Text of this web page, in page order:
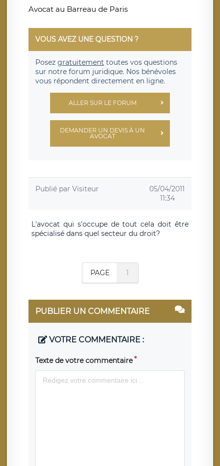
Avocat au Barreau de Paris
VOUS AVEZ UNE QUESTION ?
Posez gratuitement toutes vos questions
sur notre forum juridique. Nos bénévoles
vous répondent directement en ligne.
ALLER SUR LE FORUM
DEMANDER UN DEVIS À UN
AVOCAT
Publié par Visiteur
05/04/2011
11:34
L'avocat qui s'occupe de tout cela doit être
spécialisé dans quel secteur du droit?
PAGE 1
PUBLIER UN COMMENTAIRE
VOTRE COMMENTAIRE :
Texte de votre commentaire